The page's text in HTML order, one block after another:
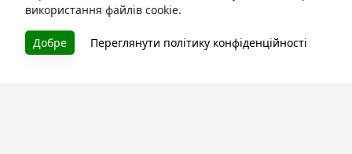
використання файлів cookie.
Добре Переглянути політику конфіденційності